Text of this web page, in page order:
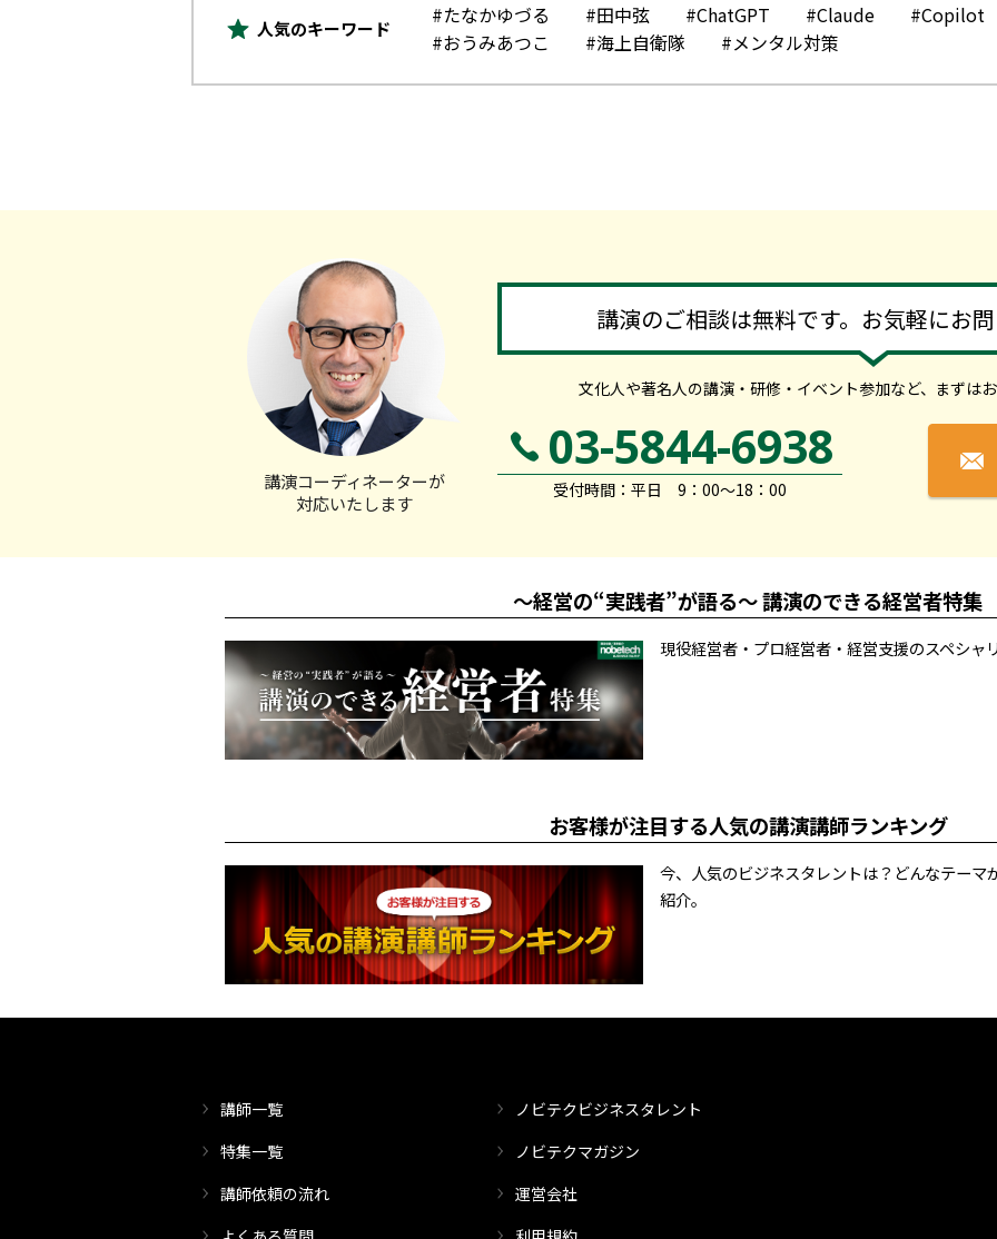
人気のキーワード
#たなかゆづる #田中弦 #ChatGPT #Claude
#Copilot
#おうみあつこ
#海上自衛隊 #メンタル対策
講演のご相談は無料です。お気軽にお
文化人や著名人の講演・研修・イベント参加など、 まずは
講演コーディネーターが
対応いたします
03-5844-6938
受付時間：平日 9：00～18：00
～経営の“実践者”が語る～ 講演のできる経営者特集
現役経営者・プロ経営者・経営支援のスペシャ
お客様が注目する人気の講演講師ランキング
今、人気のビジネスタレントは？どんなテー
紹介。
講師一覧
特集一覧
講師依頼の流れ
ノビテクビジネスタレント
ノビテクマガジン
運営会社